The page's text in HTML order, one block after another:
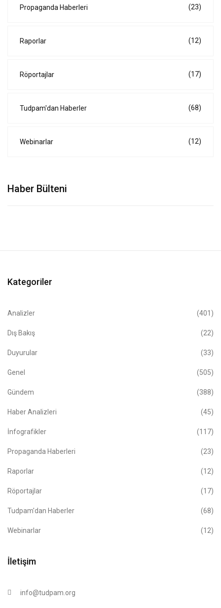
Propaganda Haberleri (23)
Raporlar (12)
Röportajlar (17)
Tudpam'dan Haberler (68)
Webinarlar (12)
Haber Bülteni
Kategoriler
Analizler (401)
Dış Bakış (22)
Duyurular (33)
Genel (505)
Gündem (388)
Haber Analizleri (45)
İnfografikler (117)
Propaganda Haberleri (23)
Raporlar (12)
Röportajlar (17)
Tudpam'dan Haberler (68)
Webinarlar (12)
İletişim
info@tudpam.org